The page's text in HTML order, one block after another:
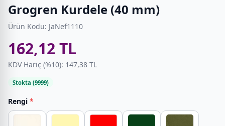
Grogren Kurdele (40 mm)
Ürün Kodu: JaNef1110
162,12 TL
KDV Hariç (%10): 147,38 TL
Stokta (9999)
Rengi *